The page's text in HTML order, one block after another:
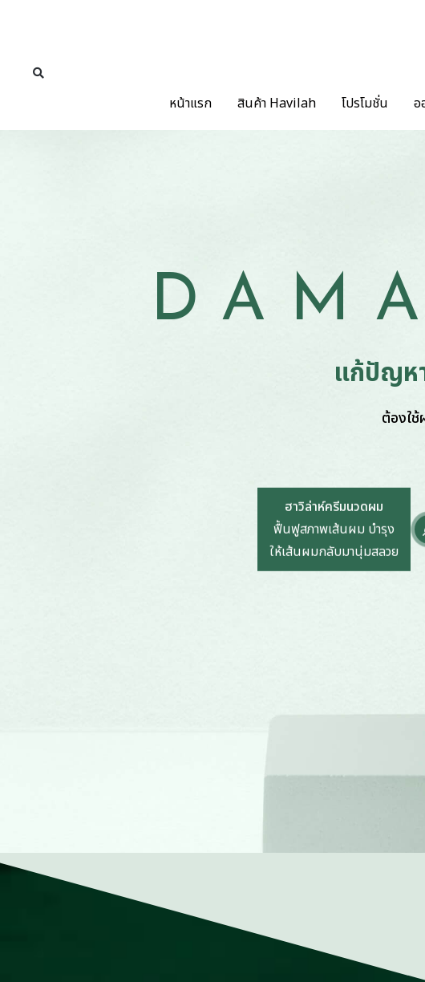
หน้าแรก สินค้า Havilah โปรโมชั่น อ
แก้ปัญห
ต้องใ
ฮาวิล่าห์ครีมนวดผม
ฟื้นฟูสภาพเส้นผม บำรุง
ให้เส้นผมกลับมานุ่มสลวย